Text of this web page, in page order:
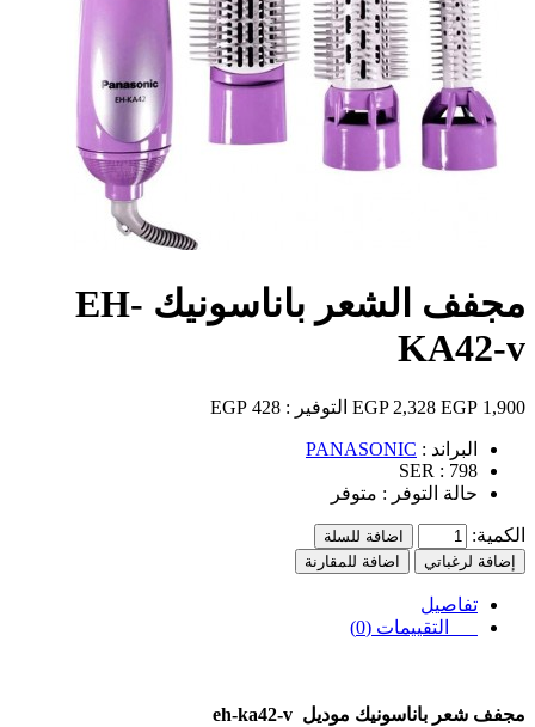
مجفف الشعر باناسونيك EH-
KA42-v
1,900 EGP
2,328 EGP التوفير : 428 EGP
البراند : PANASONIC
SER : 798
حالة التوفر : متوفر
الكمية:
اضافة للسلة
إضافة لرغباتي
اضافة للمقارنة
تفاصيل
التقييمات (0)
مجفف شعر باناسونيك موديل eh-ka42-v